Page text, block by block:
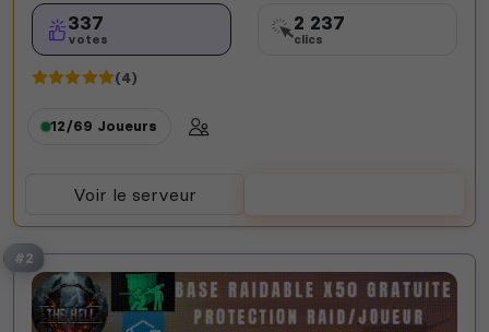
337
votes
2 237
clics
(4)
12/69 Joueurs
Voir le serveur
#2